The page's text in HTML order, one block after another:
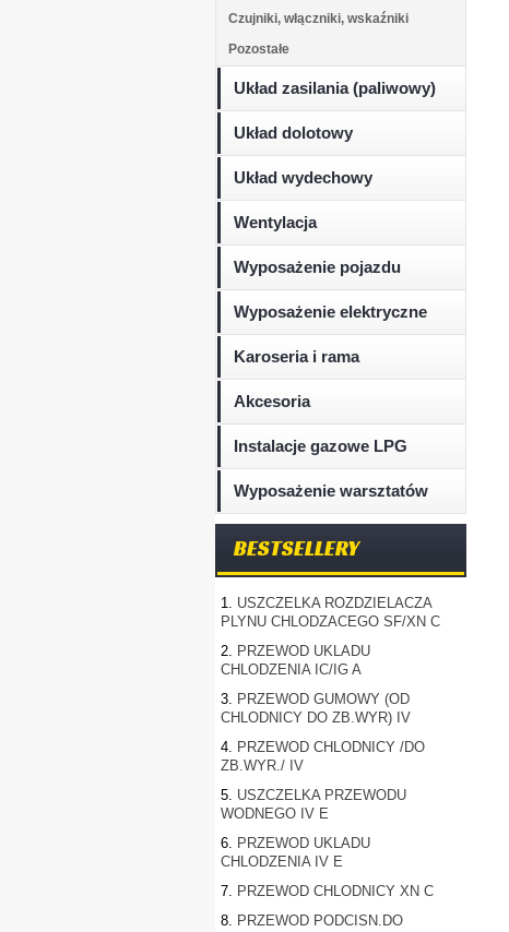
Czujniki, włączniki, wskaźniki
Pozostałe
Układ zasilania (paliwowy)
Układ dolotowy
Układ wydechowy
Wentylacja
Wyposażenie pojazdu
Wyposażenie elektryczne
Karoseria i rama
Akcesoria
Instalacje gazowe LPG
Wyposażenie warsztatów
BESTSELLERY
1. USZCZELKA ROZDZIELACZA
PLYNU CHLODZACEGO SF/XN C
2. PRZEWOD UKLADU
CHLODZENIA IC/IG A
3. PRZEWOD GUMOWY (OD
CHLODNICY DO ZB.WYR) IV
4. PRZEWOD CHLODNICY /DO
ZB.WYR./ IV
5. USZCZELKA PRZEWODU
WODNEGO IV E
6. PRZEWOD UKLADU
CHLODZENIA IV E
7. PRZEWOD CHLODNICY XN C
8. PRZEWOD PODCISN.DO